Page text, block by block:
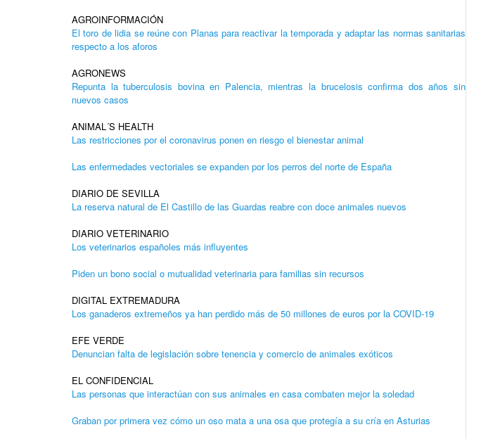
AGROINFORMACIÓN
El toro de lidia se reúne con Planas para reactivar la temporada y adaptar las normas sanitarias
respecto a los aforos
AGRONEWS
Repunta la tuberculosis bovina en Palencia, mientras la brucelosis confirma dos años sin
nuevos casos
ANIMAL´S HEALTH
Las restricciones por el coronavirus ponen en riesgo el bienestar animal
Las enfermedades vectoriales se expanden por los perros del norte de España
DIARIO DE SEVILLA
La reserva natural de El Castillo de las Guardas reabre con doce animales nuevos
DIARIO VETERINARIO
Los veterinarios españoles más influyentes
Piden un bono social o mutualidad veterinaria para familias sin recursos
DIGITAL EXTREMADURA
Los ganaderos extremeños ya han perdido más de 50 millones de euros por la COVID-19
EFE VERDE
Denuncian falta de legislación sobre tenencia y comercio de animales exóticos
EL CONFIDENCIAL
Las personas que interactúan con sus animales en casa combaten mejor la soledad
Graban por primera vez cómo un oso mata a una osa que protegía a su cría en Asturias